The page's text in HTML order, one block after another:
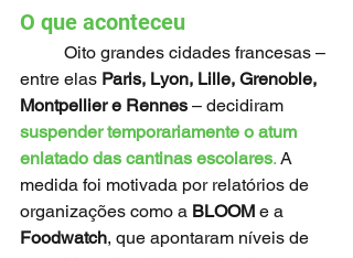
O que aconteceu
entre elas Paris, Lyon, Lille, Grenoble,
Montpellier e Rennes – decidiram
suspender temporariamente o atum
enlatado das cantinas escolares. A
medida foi motivada por relatórios de
organizações como a BLOOM e a
Foodwatch, que apontaram níveis de